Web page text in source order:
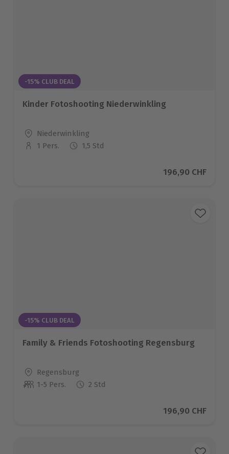
-15% CLUB DEAL
Kinder Fotoshooting Niederwinkling
Standort
Niederwinkling
Anzahl der Teilnehmer
1 Pers. 1,5 Std
Aktueller Preis
196,90 CHF
-15% CLUB DEAL
Family & Friends Fotoshooting Regensburg
Standort
Regensburg
Anzahl der Teilnehmer
1-5 Pers. 2 Std
Aktueller Preis
196,90 CHF